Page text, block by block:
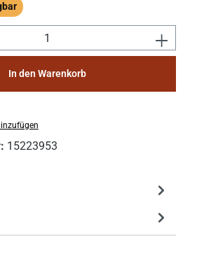
Gib den gewünschten
In den Warenkorb
15223953